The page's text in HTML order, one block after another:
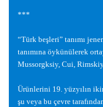
***
“Türk beşleri” tanımı
tanımına öykünülerek
Mussorgksiy, Cui,
Ürünlerini 19. yüzyılın
şu veya bu çevre